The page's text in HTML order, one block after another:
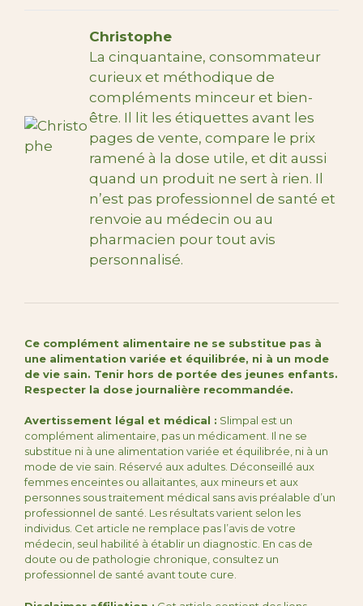
Christophe
La cinquantaine, consommateur
curieux et méthodique de
compléments minceur et bien-
être. Il lit les étiquettes avant les
pages de vente, compare le prix
ramené à la dose utile, et dit aussi
quand un produit ne sert à rien. Il
n’est pas professionnel de santé et
renvoie au médecin ou au
pharmacien pour tout avis
personnalisé.
Ce complément alimentaire ne se substitue pas à
une alimentation variée et équilibrée, ni à un mode
de vie sain. Tenir hors de portée des jeunes enfants.
Respecter la dose journalière recommandée.
Avertissement légal et médical : Slimpal est un
complément alimentaire, pas un médicament. Il ne se
substitue ni à une alimentation variée et équilibrée, ni à un
mode de vie sain. Réservé aux adultes. Déconseillé aux
femmes enceintes ou allaitantes, aux mineurs et aux
personnes sous traitement médical sans avis préalable d’un
professionnel de santé. Les résultats varient selon les
individus. Cet article ne remplace pas l’avis de votre
médecin, seul habilité à établir un diagnostic. En cas de
doute ou de pathologie chronique, consultez un
professionnel de santé avant toute cure.